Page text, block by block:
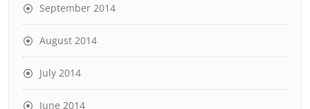
September 2014
August 2014
July 2014
June 2014